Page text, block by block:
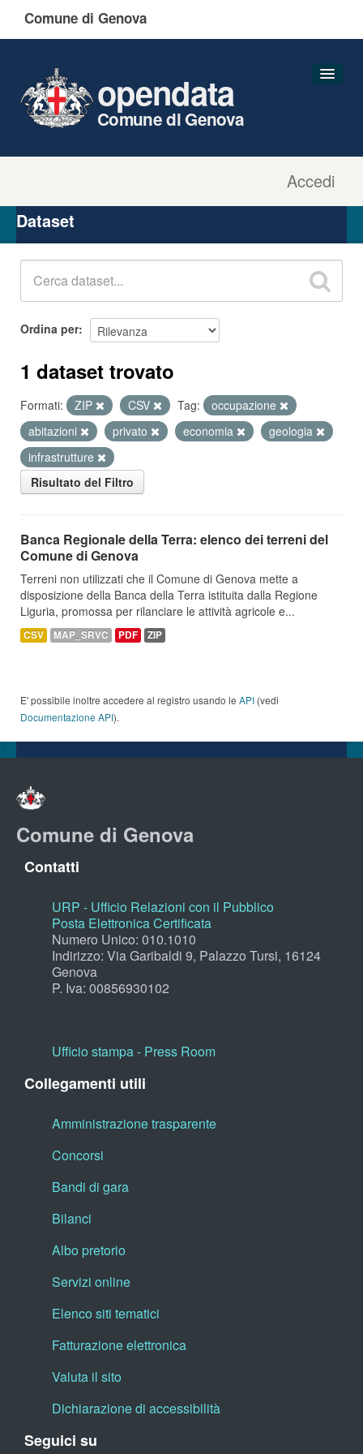
Comune di Genova
Accedi
opendata
Comune di Genova
Organizzazioni
Gruppi
Dataset
Ordina per
1 dataset trovato
Formati: ZIP CSV Tag:
occupazione
abitazioni
privato economia
geologia
infrastrutture
Risultato del Filtro
Banca Regionale della Terra: elenco dei terreni del
Comune di Genova
Terreni non utilizzati che il Comune di Genova mette a
disposizione della Banca della Terra istituita dalla Regione
Liguria, promossa per rilanciare le attività agricole e...
CSV MAP_SRVC PDF ZIP
E' possibile inoltre accedere al registro usando le API (vedi
Documentazione API).
Comune di Genova
Contatti
URP - Ufficio Relazioni con il Pubblico
Posta Elettronica Certificata
Numero Unico: 010.1010
Indirizzo: Via Garibaldi 9, Palazzo Tursi, 16124
Genova
P. Iva: 00856930102
Ufficio stampa - Press Room
Collegamenti utili
Amministrazione trasparente
Concorsi
Bandi di gara
Bilanci
Albo pretorio
Servizi online
Elenco siti tematici
Fatturazione elettronica
Valuta il sito
Dichiarazione di accessibilità
Seguici su